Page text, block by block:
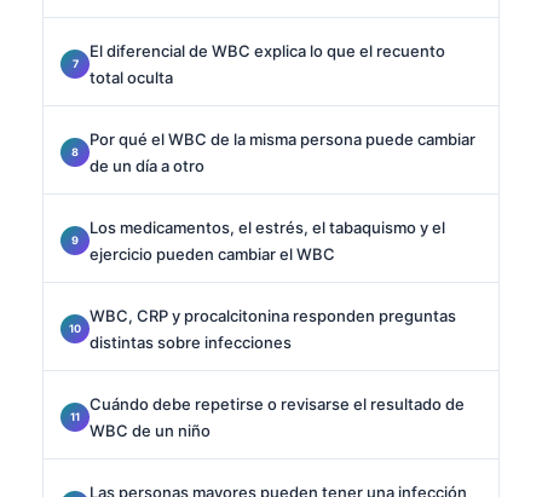
El diferencial de WBC explica lo que el recuento
total oculta
Por qué el WBC de la misma persona puede cambiar
de un día a otro
Los medicamentos, el estrés, el tabaquismo y el
ejercicio pueden cambiar el WBC
WBC, CRP y procalcitonina responden preguntas
distintas sobre infecciones
Cuándo debe repetirse o revisarse el resultado de
WBC de un niño
Las personas mayores pueden tener una infección